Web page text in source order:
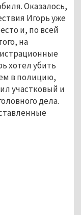
Оказалось,
Игорь уже
и, по всей
на
хотел убить
в полицию,
участковый и
дела.